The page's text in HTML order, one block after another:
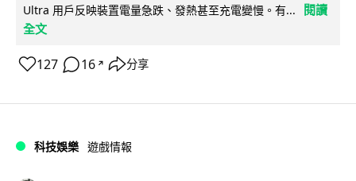
Ultra 用戶反映裝置電量急跌、發熱甚至充電變慢。有...
閱讀
全文
127 16 ↗ 分享
科技娛樂 遊戲情報